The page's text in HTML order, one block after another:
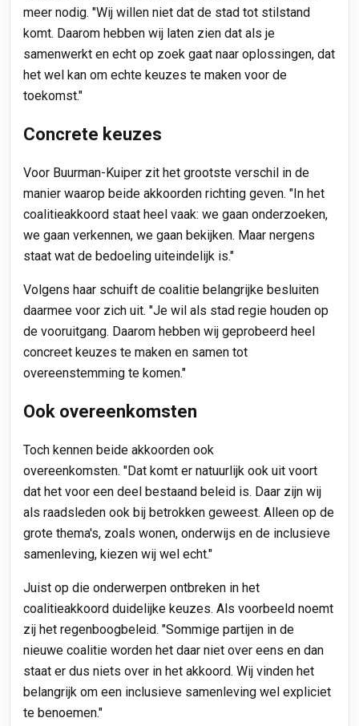
meer nodig. "Wij willen niet dat de stad tot stilstand
komt. Daarom hebben wij laten zien dat als je
samenwerkt en echt op zoek gaat naar oplossingen, dat
het wel kan om echte keuzes te maken voor de
toekomst."
Concrete keuzes
Voor Buurman-Kuiper zit het grootste verschil in de
manier waarop beide akkoorden richting geven. "In het
coalitieakkoord staat heel vaak: we gaan onderzoeken,
we gaan verkennen, we gaan bekijken. Maar nergens
staat wat de bedoeling uiteindelijk is."
Volgens haar schuift de coalitie belangrijke besluiten
daarmee voor zich uit. "Je wil als stad regie houden op
de vooruitgang. Daarom hebben wij geprobeerd heel
concreet keuzes te maken en samen tot
overeenstemming te komen."
Ook overeenkomsten
Toch kennen beide akkoorden ook
overeenkomsten. "Dat komt er natuurlijk ook uit voort
dat het voor een deel bestaand beleid is. Daar zijn wij
als raadsleden ook bij betrokken geweest. Alleen op de
grote thema's, zoals wonen, onderwijs en de inclusieve
samenleving, kiezen wij wel echt."
Juist op die onderwerpen ontbreken in het
coalitieakkoord duidelijke keuzes. Als voorbeeld noemt
zij het regenboogbeleid. "Sommige partijen in de
nieuwe coalitie worden het daar niet over eens en dan
staat er dus niets over in het akkoord. Wij vinden het
belangrijk om een inclusieve samenleving wel expliciet
te benoemen."